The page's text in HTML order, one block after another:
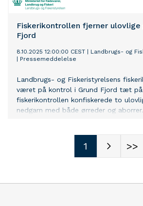
Fiskerikontrollen fjerner ulovlige
Fjord
8.10.2025 12:00:00 CEST
Landbrugs- og
Pressemeddelelse
Landbrugs- og Fiskeristyrelsens
været på kontrol i Grund Fjord tæt på
fiskerikontrollen konfiskerede to
nedgarn med både ørreder og
1 >>